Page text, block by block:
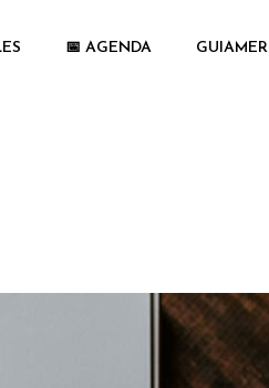
📅 AGENDA GUIAMER